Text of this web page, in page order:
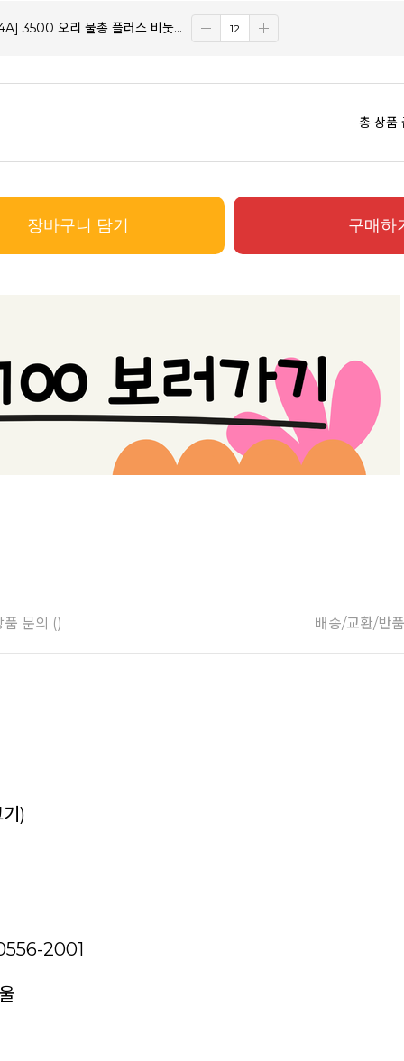
J05,104A] 3500 오리 물총 플러스 비눗방울
총 상품
장바구니 담기 구매하
품 문의 () 배송/교환/반품
)
2001